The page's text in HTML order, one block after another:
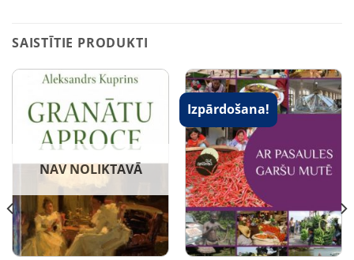
SAISTĪTIE PRODUKTI
NAV NOLIKTAVĀ
Izpārdošana!